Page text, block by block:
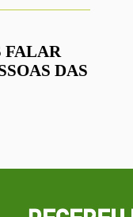
FALAR
DAS